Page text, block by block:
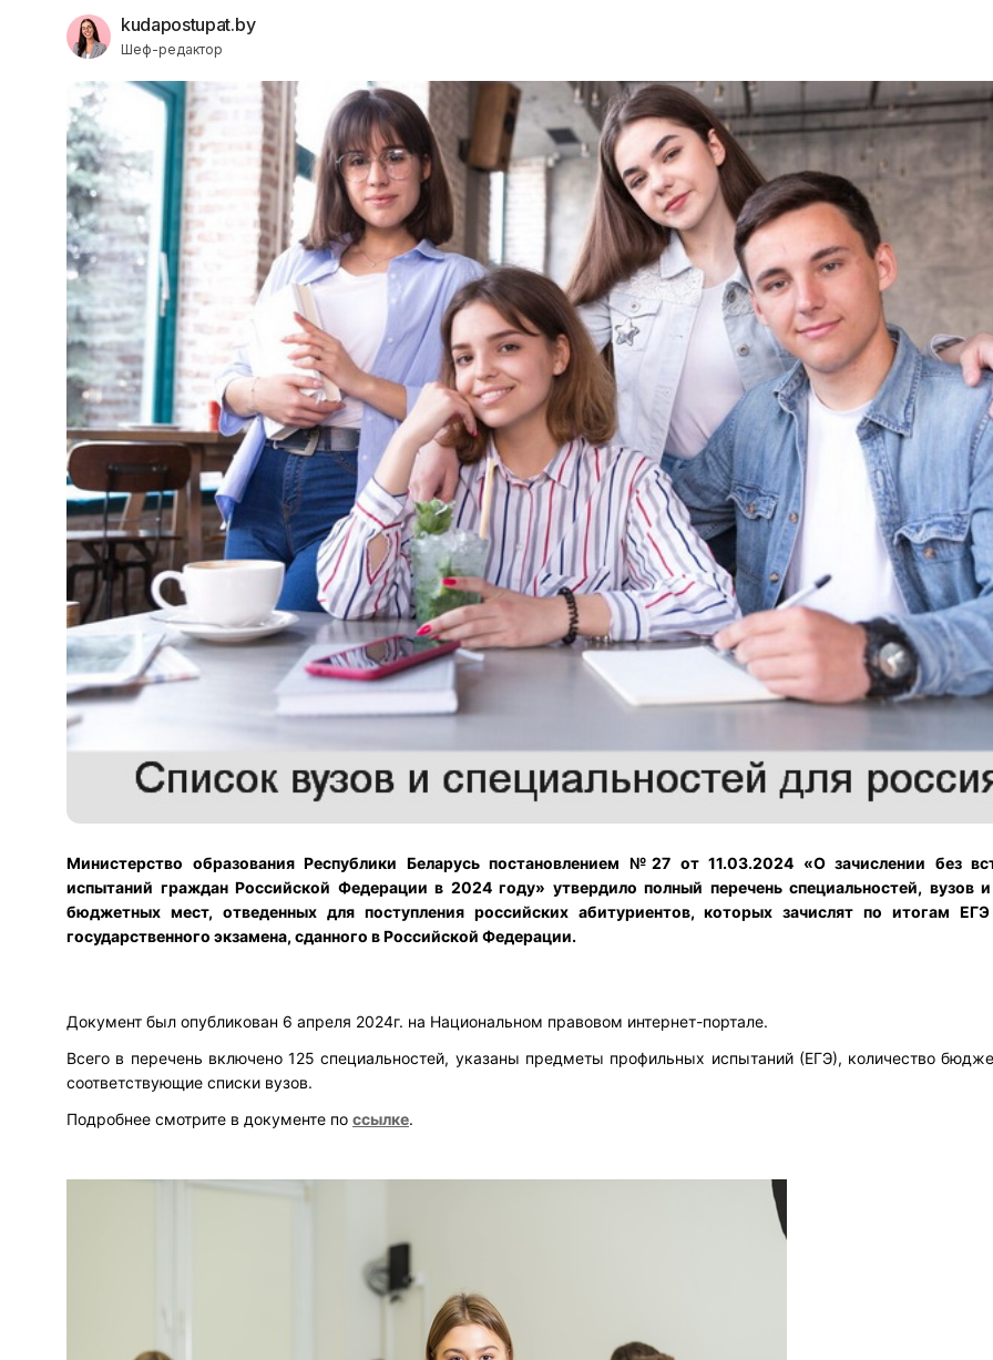
kudapostupat.by
Шеф-редактор
Министерство образования Республики Беларусь постановлением №27 от 11.03.2024 «О зачислении без
испытаний граждан Российской Федерации в 2024 году» утвердило полный перечень специальностей, вузов и
бюджетных мест, отведенных для поступления российских абитуриентов, которых зачислят по итогам
государственного экзамена, сданного в Российской Федерации.
Документ был опубликован 6 апреля 2024г. на Национальном правовом интернет-портале.
Всего в перечень включено 125 специальностей, указаны предметы профильных испытаний (ЕГЭ), количество
соответствующие списки вузов.
Подробнее смотрите в документе по ссылке.